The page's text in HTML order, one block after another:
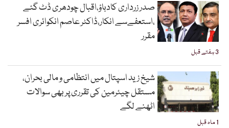
3 ہفتے قبل
صدر زرداری کادباؤ،اقبال چودھری ڈٹ گئے
،استعفےسے انکار،ڈاکٹر عاصم انکوائری افسر
مقرر
1 ماہ قبل
شیخ زید اسپتال میں انتظامی و مالی بحران،
مستقل چیئرمین کی تقرری پر بھی سوالات
اٹھنے لگے